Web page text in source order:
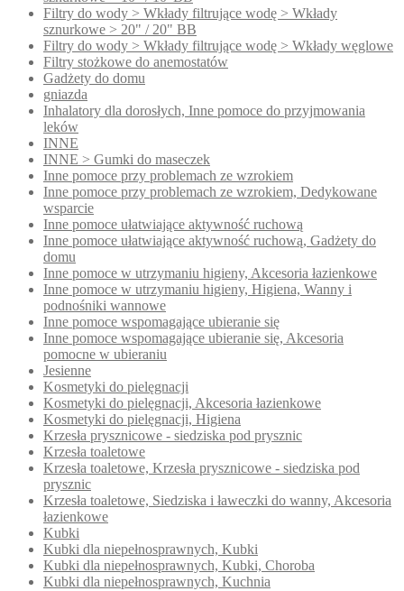
Filtry do wody > Wkłady filtrujące wodę > Wkłady
sznurkowe > 20" / 20" BB
Filtry do wody > Wkłady filtrujące wodę > Wkłady węglowe
Filtry stożkowe do anemostatów
Gadżety do domu
gniazda
Inhalatory dla dorosłych, Inne pomoce do przyjmowania
leków
INNE
INNE > Gumki do maseczek
Inne pomoce przy problemach ze wzrokiem
Inne pomoce przy problemach ze wzrokiem, Dedykowane
wsparcie
Inne pomoce ułatwiające aktywność ruchową
Inne pomoce ułatwiające aktywność ruchową, Gadżety do
domu
Inne pomoce w utrzymaniu higieny, Akcesoria łazienkowe
Inne pomoce w utrzymaniu higieny, Higiena, Wanny i
podnośniki wannowe
Inne pomoce wspomagające ubieranie się
Inne pomoce wspomagające ubieranie się, Akcesoria
pomocne w ubieraniu
Jesienne
Kosmetyki do pielęgnacji
Kosmetyki do pielęgnacji, Akcesoria łazienkowe
Kosmetyki do pielęgnacji, Higiena
Krzesła prysznicowe - siedziska pod prysznic
Krzesła toaletowe
Krzesła toaletowe, Krzesła prysznicowe - siedziska pod
prysznic
Krzesła toaletowe, Siedziska i ławeczki do wanny, Akcesoria
łazienkowe
Kubki
Kubki dla niepełnosprawnych, Kubki
Kubki dla niepełnosprawnych, Kubki, Choroba
Kubki dla niepełnosprawnych, Kuchnia